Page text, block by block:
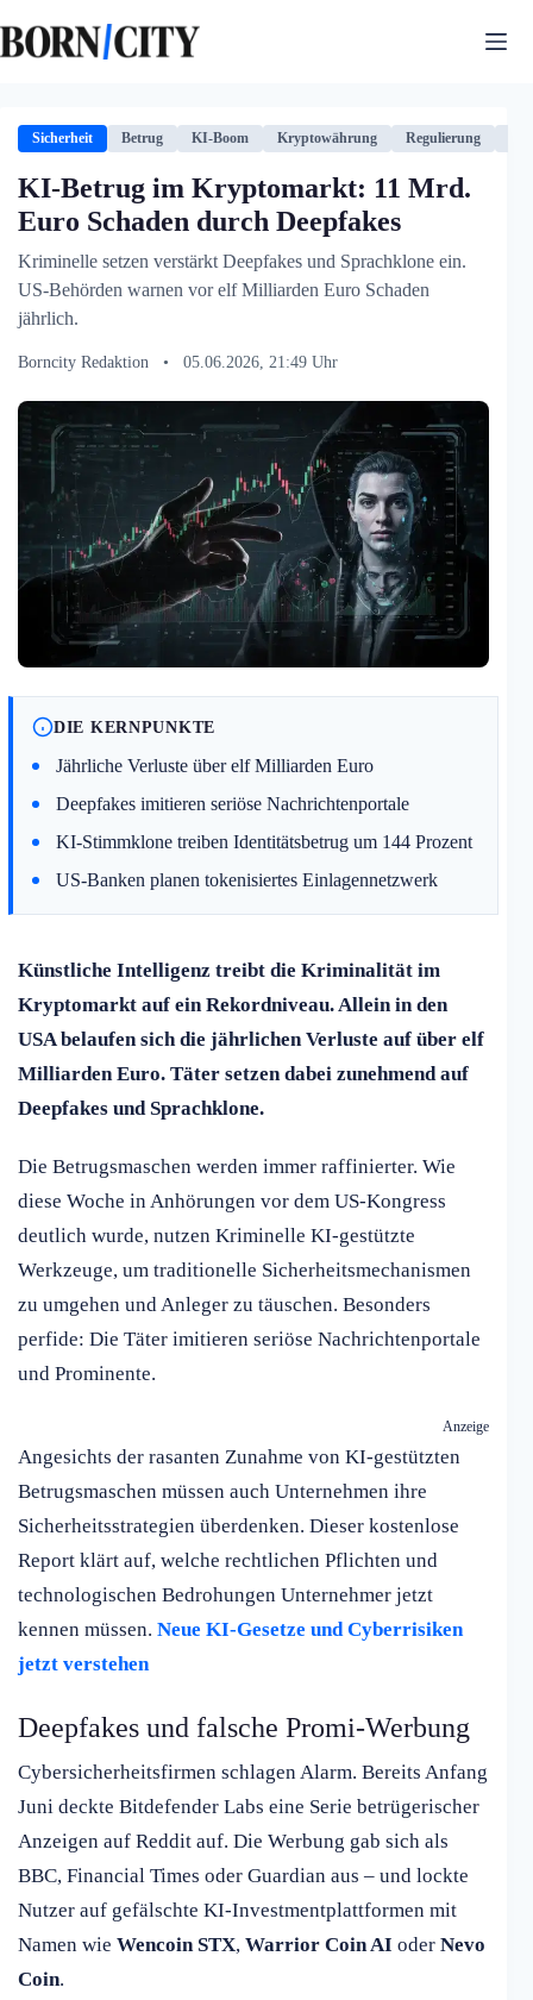
Inhalt
springen
Sicherheit Betrug KI-Boom Kryptowährung Regulierung
KI-Betrug im Kryptomarkt: 11 Mrd.
Euro Schaden durch Deepfakes
Kriminelle setzen verstärkt Deepfakes und Sprachklone ein.
US-Behörden warnen vor elf Milliarden Euro Schaden
jährlich.
Borncity Redaktion • 05.06.2026, 21:49 Uhr
DIE KERNPUNKTE
Jährliche Verluste über elf Milliarden Euro
Deepfakes imitieren seriöse Nachrichtenportale
KI-Stimmklone treiben Identitätsbetrug um 144 Prozent
US-Banken planen tokenisiertes Einlagennetzwerk
Künstliche Intelligenz treibt die Kriminalität im
Kryptomarkt auf ein Rekordniveau. Allein in den
USA belaufen sich die jährlichen Verluste auf über elf
Milliarden Euro. Täter setzen dabei zunehmend auf
Deepfakes und Sprachklone.
Die Betrugsmaschen werden immer raffinierter. Wie
diese Woche in Anhörungen vor dem US-Kongress
deutlich wurde, nutzen Kriminelle KI-gestützte
Werkzeuge, um traditionelle Sicherheitsmechanismen
zu umgehen und Anleger zu täuschen. Besonders
perfide: Die Täter imitieren seriöse Nachrichtenportale
und Prominente.
Anzeige
Angesichts der rasanten Zunahme von KI-gestützten
Betrugsmaschen müssen auch Unternehmen ihre
Sicherheitsstrategien überdenken. Dieser kostenlose
Report klärt auf, welche rechtlichen Pflichten und
technologischen Bedrohungen Unternehmer jetzt
kennen müssen. Neue KI-Gesetze und Cyberrisiken
jetzt verstehen
Deepfakes und falsche Promi-Werbung
Cybersicherheitsfirmen schlagen Alarm. Bereits Anfang
Juni deckte Bitdefender Labs eine Serie betrügerischer
Anzeigen auf Reddit auf. Die Werbung gab sich als
BBC, Financial Times oder Guardian aus – und lockte
Nutzer auf gefälschte KI-Investmentplattformen mit
Namen wie Wencoin STX, Warrior Coin AI oder Nevo
Coin.